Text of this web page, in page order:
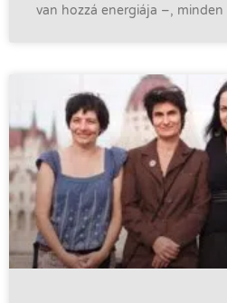
van hozzá energiája –, minden